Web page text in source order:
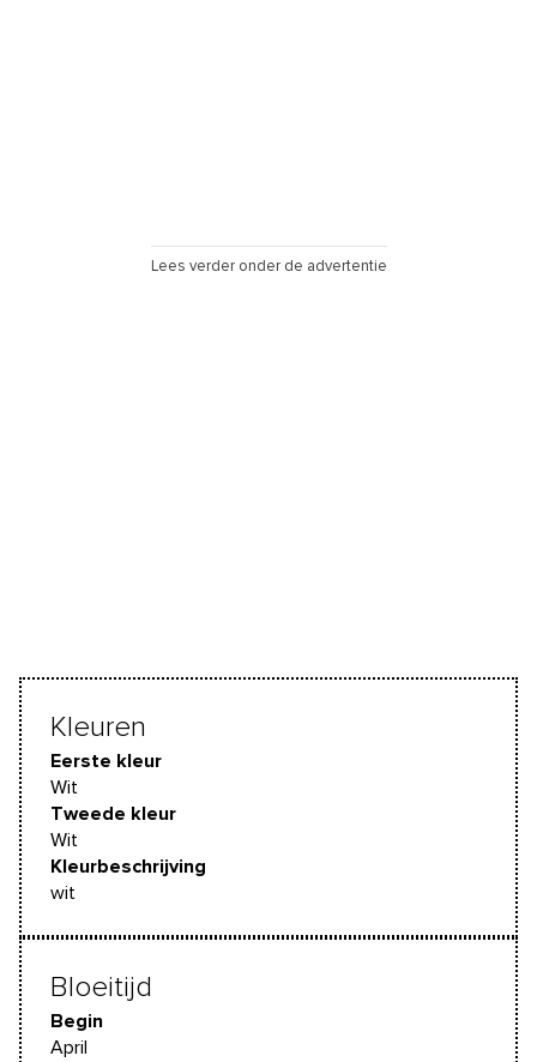
Lees verder onder de advertentie
Kleuren
Eerste kleur
Wit
Tweede kleur
Wit
Kleurbeschrijving
wit
Bloeitijd
Begin
April